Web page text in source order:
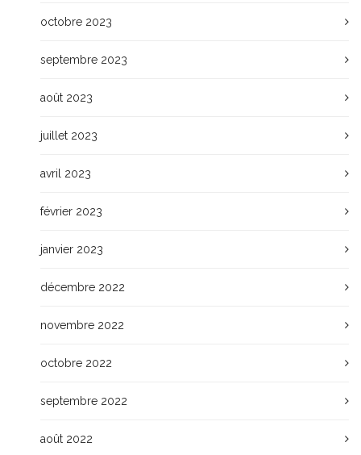
octobre 2023
septembre 2023
août 2023
juillet 2023
avril 2023
février 2023
janvier 2023
décembre 2022
novembre 2022
octobre 2022
septembre 2022
août 2022